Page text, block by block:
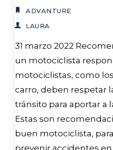
ADVANTURE
LAURA
31 marzo 2022
un motociclista
motociclistas, como
carro, deben respetar
tránsito para aportar a
Estas son
buen motociclista,
prevenir accidentes en